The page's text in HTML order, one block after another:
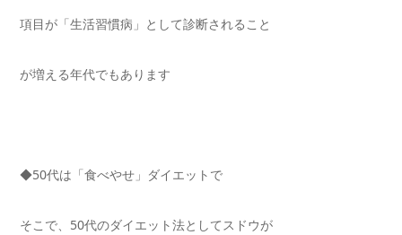
項目が「生活習慣病」として診断されること
が増える年代でもあります
◆50代は「食べやせ」ダイエットで
そこで、 50代のダイエット法としてスドウが